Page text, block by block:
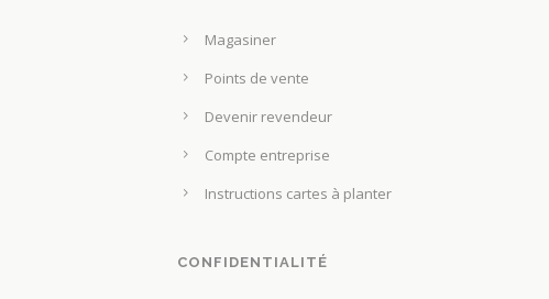
Magasiner
Points de vente
Devenir revendeur
Compte entreprise
Instructions cartes à planter
CONFIDENTIALITÉ